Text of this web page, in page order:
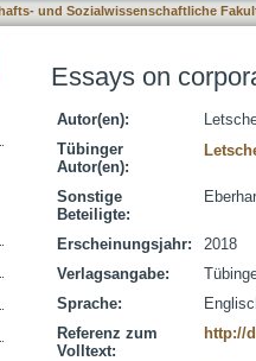
und Sozialwissenschaftliche
Essays on
Autor(en):
Tübinger
Autor(en):
Sonstige
Beteiligte:
Erscheinungsjahr:
2018
Verlagsangabe:
Sprache:
Referenz zum
Volltext:
http://